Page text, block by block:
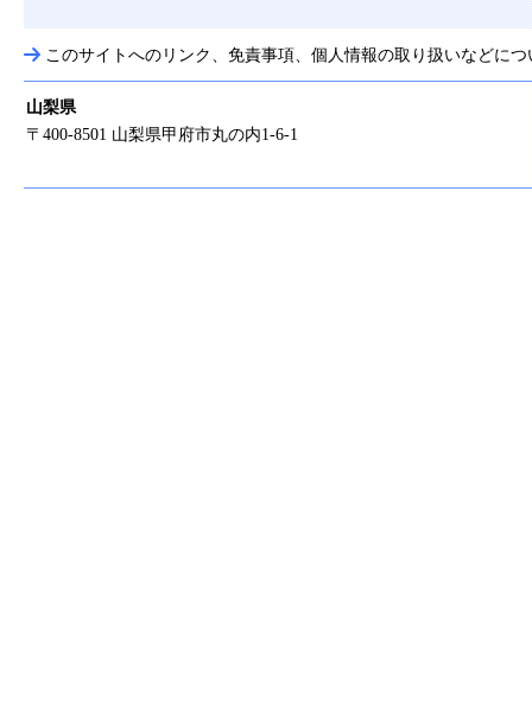
このサイトへのリンク、免責事項、個人情報の取り扱いなどに
山梨県
〒400-8501 山梨県甲府市丸の内1-6-1